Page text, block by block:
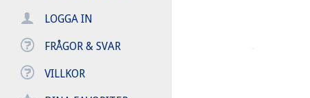
LOGGA IN
FRÅGOR & SVAR
VILLKOR